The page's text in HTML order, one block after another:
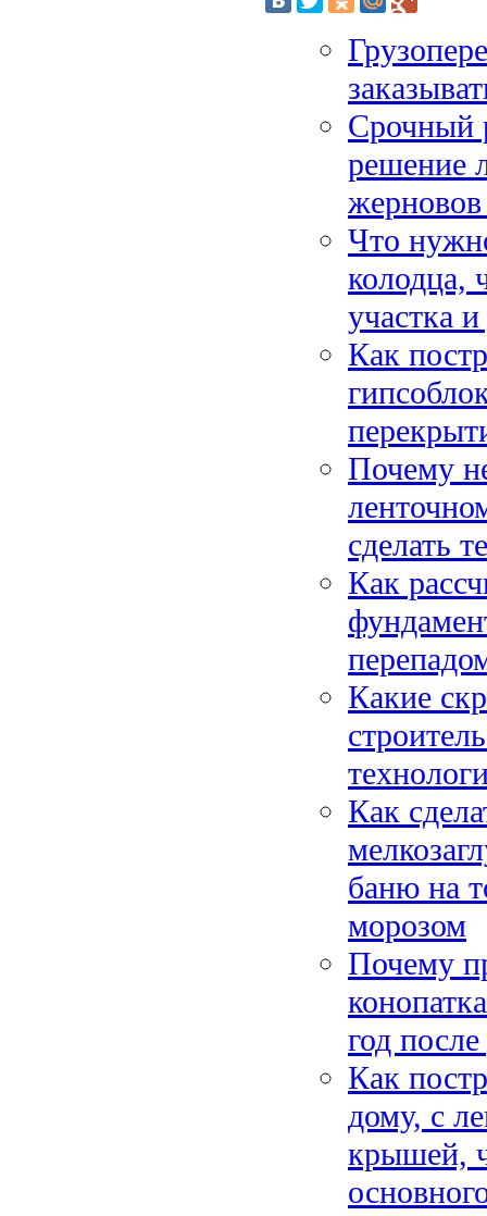
Срочный
решение
Что
колодца,
участка
Как
Почему
сделать
Как
Какие
Как
баню на
морозом
Почему
год
Как
дому, с
крышей,